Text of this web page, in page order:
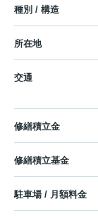
種別 / 構造
所在地
交通
修繕積立金
修繕積立基金
駐車場 / 月額料金